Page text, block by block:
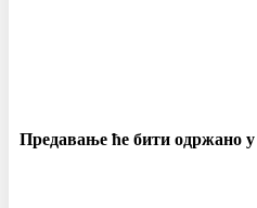
Предавање ће бити одржано